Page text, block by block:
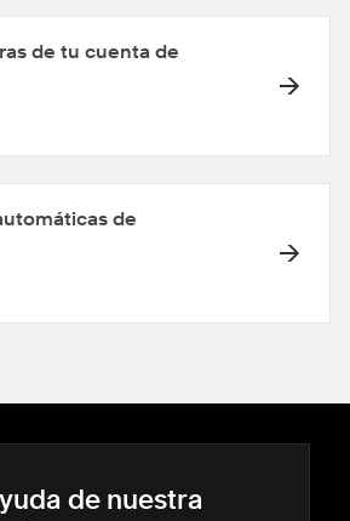
de tu cuenta de
de
de nuestra